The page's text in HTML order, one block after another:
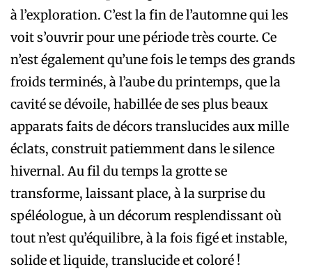
à l’exploration. C’est la fin de l’automne qui les
voit s’ouvrir pour une période très courte. Ce
n’est également qu’une fois le temps des grands
froids terminés, à l’aube du ­printemps, que la
cavité se dévoile, habillée de ses plus beaux
apparats faits de décors translucides aux mille
éclats, construit patiemment dans le silence
hivernal. Au fil du temps la grotte se
transforme, laissant place, à la surprise du
spéléologue, à un décorum resplendissant où
tout n’est qu’équilibre, à la fois figé et instable,
solide et liquide, translucide et coloré !